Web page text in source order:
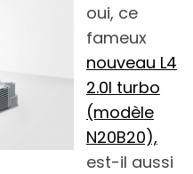
oui, ce
fameux
nouveau L4
2.0l turbo
(modèle
N20B20),
est-il aussi